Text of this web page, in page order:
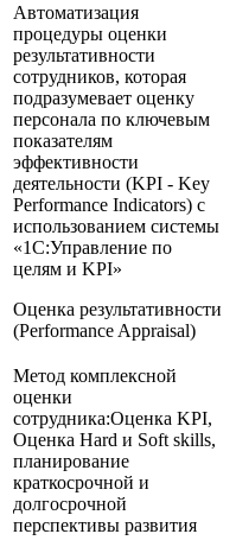
Автоматизация
процедуры оценки
результативности
сотрудников, которая
подразумевает оценку
персонала по ключевым
показателям
эффективности
деятельности (KPI - Key
Performance Indicators) с
использованием системы
«1С:Управление по
целям и KPI»
Оценка результативности
(Performance Appraisal)
Метод комплексной
оценки
сотрудника:Оценка KPI,
Оценка Hard и Soft skills,
планирование
краткосрочной и
долгосрочной
перспективы развития